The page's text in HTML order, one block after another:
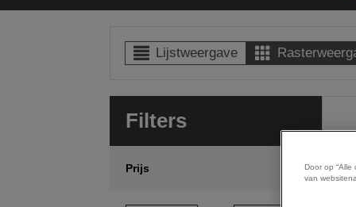
Lijstweergave
Filters
Prijs
Door op
van